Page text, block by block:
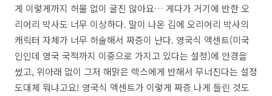
게 이렇게까지 허물 없이 굴진 않아요… 게다가 거기에 반한 오
리어리 박사도 너무 이상하다. 말이 나온 김에 오리어리 박사의
캐릭터 자체가 너무 허술해서 짜증이 난다. 영국식 액센트(미국
인인데 영국 국적까지 이중으로 가지고 있다는 설정)에 안경을
썼고, 위아래 없이 그저 해맑은 렉스에게 반해서 무너진다는 설정
도대체 뭐냐고요! 영국식 액센트가 이렇게 짜증 나게 들린 것도